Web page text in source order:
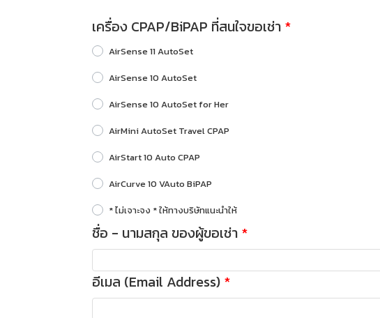
เครื่อง CPAP/BiPAP ที่สนใจขอเช่า
AirSense 11 AutoSet
AirSense 10 AutoSet
AirSense 10 AutoSet for Her
AirMini AutoSet Travel CPAP
AirStart 10 Auto CPAP
AirCurve 10 VAuto BiPAP
* ไม่เจาะจง * ให้ทางบริษัทแนะนำให้
ชื่อ - นามสกุล ของผู้ขอเช่า
อีเมล (Email Address)